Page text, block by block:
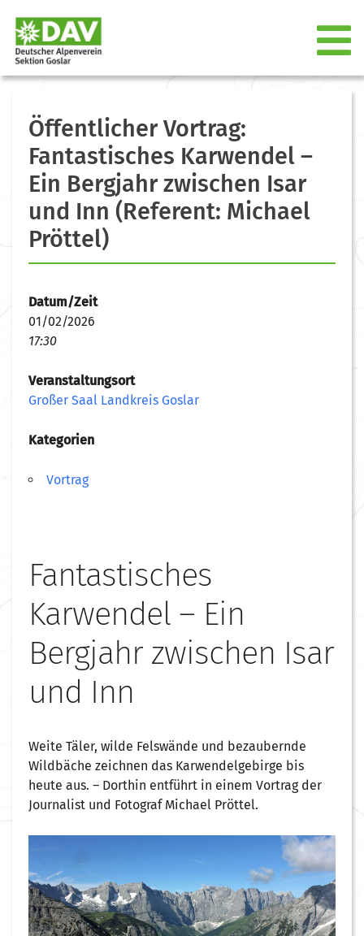
Öffentlicher Vortrag:
Fantastisches Karwendel –
Ein Bergjahr zwischen Isar
und Inn (Referent: Michael
Pröttel)
Datum/Zeit
01/02/2026
17:30
Veranstaltungsort
Großer Saal Landkreis Goslar
Kategorien
Vortrag
Fantastisches
Karwendel – Ein
Bergjahr zwischen Isar
und Inn
Weite Täler, wilde Felswände und bezaubernde
Wildbäche zeichnen das Karwendelgebirge bis
heute aus. – Dorthin entführt in einem Vortrag der
Journalist und Fotograf Michael Pröttel.